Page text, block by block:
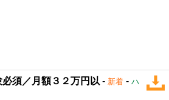
須／月額３２万円以 - 新着 - ハ